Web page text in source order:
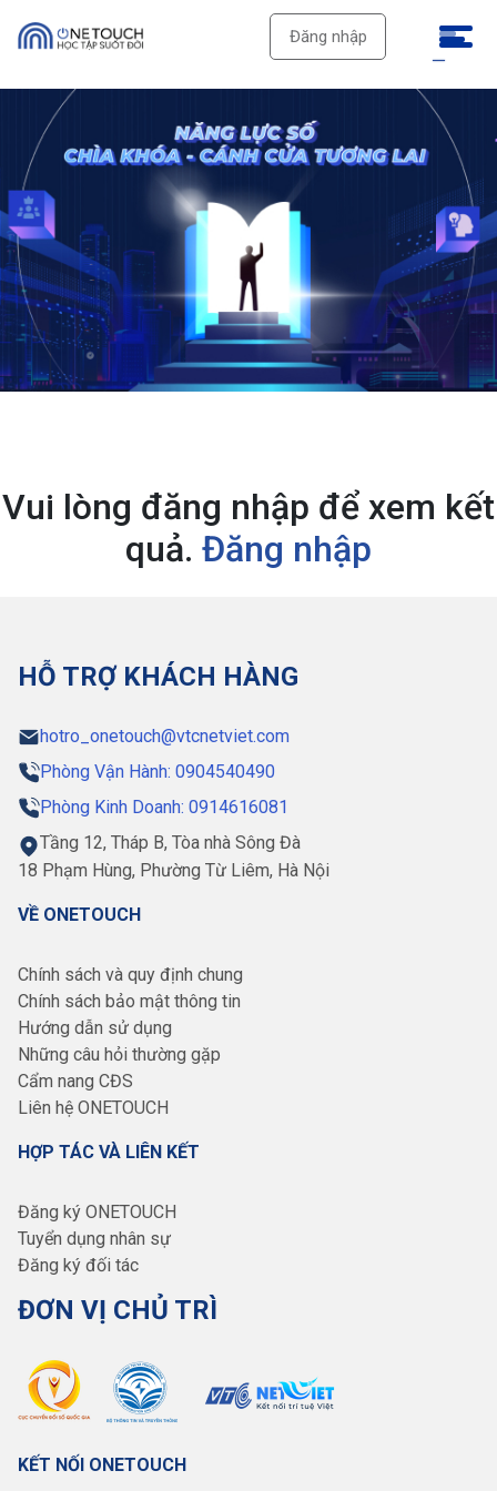
Đăng nhập
Vui lòng đăng nhập để xem kết
quả. Đăng nhập
HỖ TRỢ KHÁCH HÀNG
hotro_onetouch@vtcnetviet.com
Phòng Vận Hành: 0904540490
Phòng Kinh Doanh: 0914616081
Tầng 12, Tháp B, Tòa nhà Sông Đà
18 Phạm Hùng, Phường Từ Liêm, Hà Nội
VỀ ONETOUCH
Chính sách và quy định chung
Chính sách bảo mật thông tin
Hướng dẫn sử dụng
Những câu hỏi thường gặp
Cẩm nang CĐS
Liên hệ ONETOUCH
HỢP TÁC VÀ LIÊN KẾT
Đăng ký ONETOUCH
Tuyển dụng nhân sự
Đăng ký đối tác
ĐƠN VỊ CHỦ TRÌ
KẾT NỐI ONETOUCH